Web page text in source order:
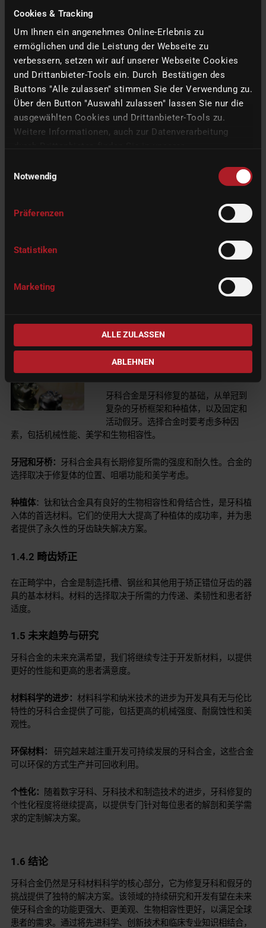
Cookies & Tracking
Um Ihnen ein angenehmes Online-Erlebnis zu
ermöglichen und die Leistung der Webseite zu
verbessern, setzen wir auf unserer Webseite Cookies
und Drittanbieter-Tools ein. Durch Bestätigen des
Buttons "Alle zulassen" stimmen Sie der Verwendung zu.
Über den Button "Auswahl zulassen" lassen Sie nur die
ausgewählten Cookies und Drittanbieter-Tools zu.
Weitere Informationen, auch zur Datenverarbeitung
Notwendig
Präferenzen
Statistiken
Marketing
ALLE ZULASSEN
ABLEHNEN
质量保证在牙科合金生产中起着至关重要的作用，以确保最终产品
国际标准：牙科合金必须符合国际标准化组织（ISO）等组织制定
的一系列质量标准和规范。这些标准规定了牙科合金的成分、机械
性能和生物相容性要求。
测试程序：为确保符合这些标准，牙科合金要经过一系列测试，包
括机械测试、耐腐蚀测试和生物相容性测试。这些测试确保每种合
金都适合用于牙科。
不断开发新的材料加工技术和整合环保型生产工艺是牙科合金生产
强度和提高美观度。这些创新技术为定制功能卓越的牙科修复体提
供了更多可能。
牙科行业越来越多地探索更加环保的制造工艺，
以减少对环境的影响。这包括优化生产流程，最大限度地减少材料
1.4 临床应用和案例研究
牙科合金是牙科修复的基础，从单冠到
复杂的牙桥框架和种植体，以及固定和
活动假牙。选择合金时要考虑多种因
素，包括机械性能、美学和生物相容性。
牙冠和牙桥：
牙科合金具有长期修复所需的强度和耐久性。合金的
选择取决于修复体的位置、咀嚼功能和美学考虑。
种植体：钛和钛合金具有良好的生物相容性和骨结合性，是牙科植
入体的首选材料。它们的使用大大提高了种植体的成功率，并为患
者提供了永久性的牙齿缺失解决方案。
1.4.2 畸齿矫正
在正畸学中，合金是制造托槽、钢丝和其他用于矫正错位牙齿的器
具的基本材料。材料的选择取决于所需的力传递、柔韧性和患者舒
适度。
1.5 未来趋势与研究
牙科合金的未来充满希望，我们将继续专注于开发新材料，以提供
更好的性能和更高的患者满意度。
材料科学的进步：材料科学和纳米技术的进步为开发具有无与伦比
特性的牙科合金提供了可能，包括更高的机械强度、耐腐蚀性和美
观性。
环保材料：研究越来越注重开发可持续发展的牙科合金，这些合金
可以环保的方式生产并可回收利用。
个性化：
随着数字牙科、牙科技术和制造技术的进步，牙科修复的
个性化程度将继续提高，以提供专门针对每位患者的解剖和美学需
求的定制解决方案。
1.6 结论
牙科合金仍然是牙科材料科学的核心部分，它为修复牙科和假牙的
挑战提供了独特的解决方案。该领域的持续研究和开发有望在未来
使牙科合金的功能更强大、更美观、生物相容性更好，以满足全球
患者的需求。通过将先进科学、创新技术和临床专业知识相结合，